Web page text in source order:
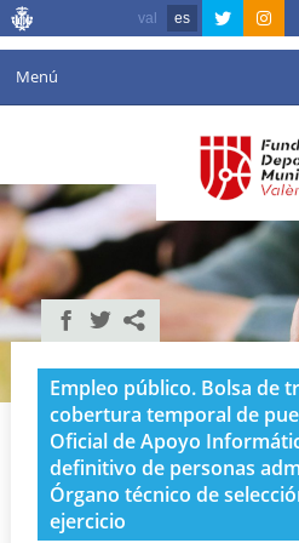
val es
Menú
Agenda
Instalaciones
Comunicación
Valencia en deporte
Portal de Transparencia
Reservas
Empleo público. Bolsa de
cobertura temporal de
Oficial de Apoyo
definitivo de personas
Órgano técnico de
ejercicio